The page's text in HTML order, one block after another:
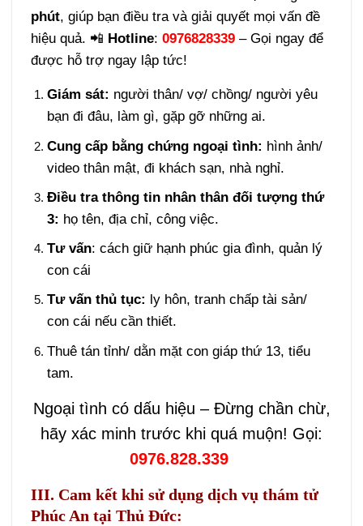
phút, giúp bạn điều tra và giải quyết mọi vấn đề
hiệu quả. 📲 Hotline:0976828339 – Gọi ngay để
được hỗ trợ ngay lập tức!
Giám sát: người thân/ vợ/ chồng/ người yêu
bạn đi đâu, làm gì, gặp gỡ những ai.
Cung cấp bằng chứng ngoại tình: hình ảnh/
video thân mật, đi khách sạn, nhà nghỉ.
Điều tra thông tin nhân thân đối tượng thứ
3: họ tên, địa chỉ, công việc.
Tư vấn: cách giữ hạnh phúc gia đình, quản lý
con cái
Tư vấn thủ tục: ly hôn, tranh chấp tài sản/
con cái nếu cần thiết.
Thuê tán tỉnh/ dằn mặt con giáp thứ 13, tiểu
tam.
Ngoại tình có dấu hiệu – Đừng chần chừ,
hãy xác minh trước khi quá muộn! Gọi:
0976.828.339
III. Cam kết khi sử dụng dịch vụ thám tử
Phúc An tại Thủ Đức: